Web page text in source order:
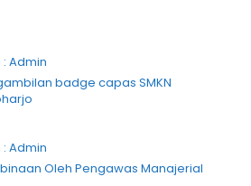
Admin
badge capas SMKN
Admin
Oleh Pengawas Manajerial